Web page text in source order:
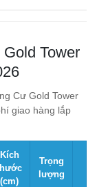
Tower
Cư Gold Tower
giao hàng lắp
Kích
(cm)
Trọng
lượng